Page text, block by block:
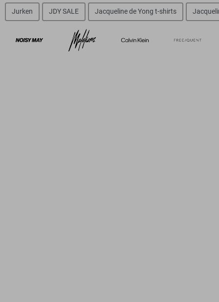
Jurken JDY SALE Jacqueline de Yong t-shirts